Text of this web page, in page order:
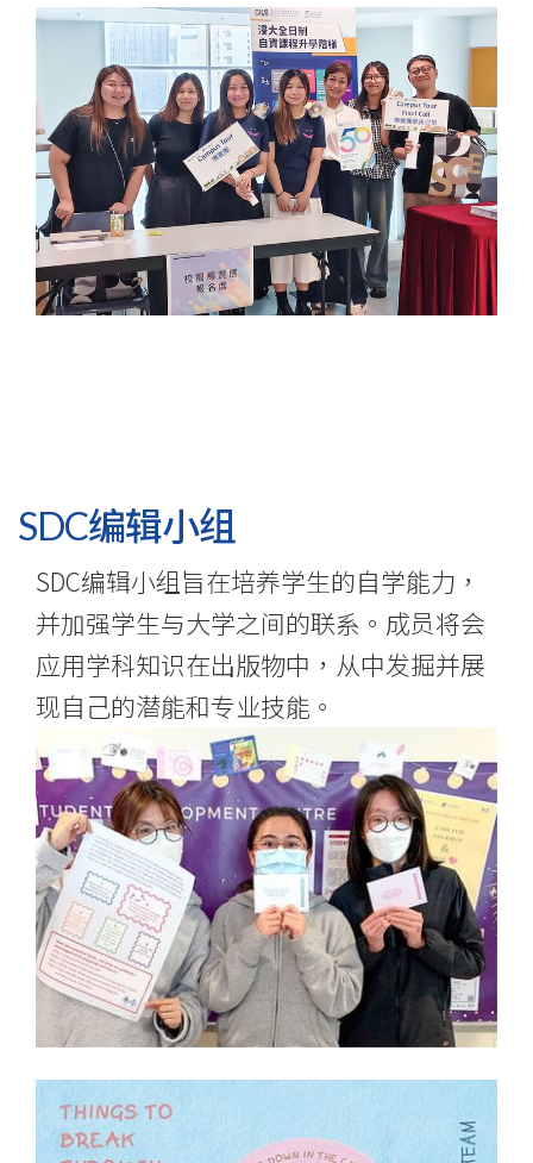
SDC编辑小组
SDC编辑小组旨在培养学生的自学能力，
并加强学生与大学之间的联系。成员将会
应用学科知识在出版物中，从中发掘并展
现自己的潜能和专业技能。